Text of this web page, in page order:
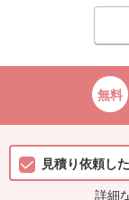
見積り依頼し
詳細